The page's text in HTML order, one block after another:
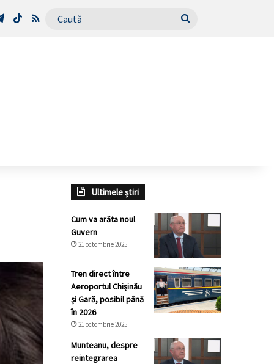
Telegram
TikTokRSS Caută
Ultimele știri
Cum va arăta noul
Guvern
21 octombrie 2025
Tren direct între
Aeroportul Chișinău
și Gară, posibil până
în 2026
21 octombrie 2025
Munteanu, despre
reintegrarea